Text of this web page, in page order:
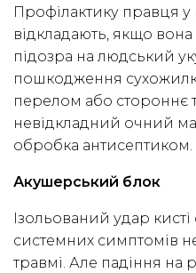
Профілактику правця у
відкладають, якщо
підозра на людський
пошкодження
перелом або стороннє
невідкладний очний
обробка антисептиком.
Акушерський блок
Ізольований удар
системних симптомів
травмі. Але падіння на